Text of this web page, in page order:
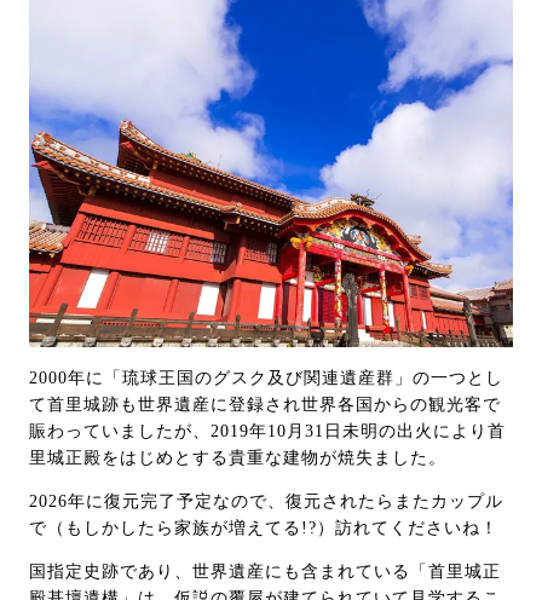
2000年に「琉球王国のグスク及び関連遺産群」の一つとし
て首里城跡も世界遺産に登録され世界各国からの観光客で
賑わっていましたが、2019年10月31日未明の出火により首
里城正殿をはじめとする貴重な建物が焼失ました。
2026年に復元完了予定なので、復元されたらまたカップル
で（もしかしたら家族が増えてる!?）訪れてくださいね！
国指定史跡であり、世界遺産にも含まれている「首里城正